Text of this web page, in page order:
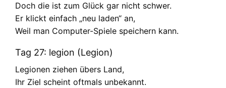
Doch die ist zum Glück gar nicht schwer.
Er klickt einfach „neu laden“ an,
Weil man Computer-Spiele speichern kann.
Tag 27: legion (Legion)
Legionen ziehen übers Land,
Ihr Ziel scheint oftmals unbekannt.